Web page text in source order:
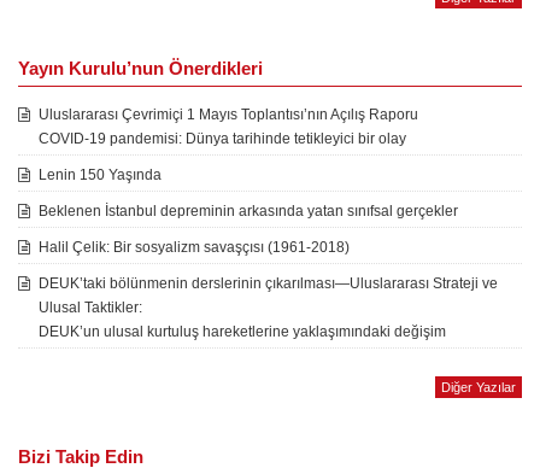
Yayın Kurulu’nun Önerdikleri
Uluslararası Çevrimiçi 1 Mayıs Toplantısı’nın Açılış Raporu
COVID-19 pandemisi: Dünya tarihinde tetikleyici bir olay
Lenin 150 Yaşında
Beklenen İstanbul depreminin arkasında yatan sınıfsal gerçekler
Halil Çelik: Bir sosyalizm savaşçısı (1961-2018)
DEUK’taki bölünmenin derslerinin çıkarılması—Uluslararası Strateji ve
Ulusal Taktikler:
DEUK’un ulusal kurtuluş hareketlerine yaklaşımındaki değişim
Diğer Yazılar
Bizi Takip Edin